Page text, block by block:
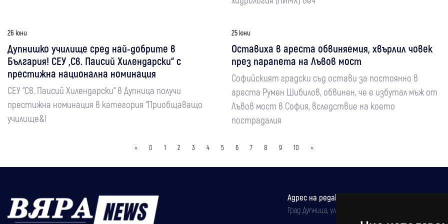
26 юни
Дупнишко училище сред най-добрите в
България! СЕУ „Св. Паисий Хилендарски“ с
престижна национална номинация
СЕУ “Св. Паисий Хилендарски“ в Дупница получи
престижна номинация в категория “Приобщаващо
училище&l
25 юни
Оставиха в ареста обвиняемия, хвърлил човек
през парапета на Лъвов мост
Софийският градски съд остави за постоянно в
ареста Румен Шибилов, обвинен, че е избутал мъж от
Лъвов мост в София, вследствие на което
пострадалия
« 0 1 2 3 4 5 6 7 8 9 10 »
Адрес на редакцията
Град Дупница, ул.''Христо Ботев" 43